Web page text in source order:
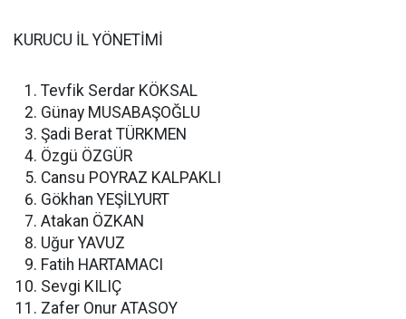
KURUCU İL YÖNETİMİ
Tevfik Serdar KÖKSAL
Günay MUSABAŞOĞLU
Şadi Berat TÜRKMEN
Özgü ÖZGÜR
Cansu POYRAZ KALPAKLI
Gökhan YEŞİLYURT
Atakan ÖZKAN
Uğur YAVUZ
Fatih HARTAMACI
Sevgi KILIÇ
Zafer Onur ATASOY